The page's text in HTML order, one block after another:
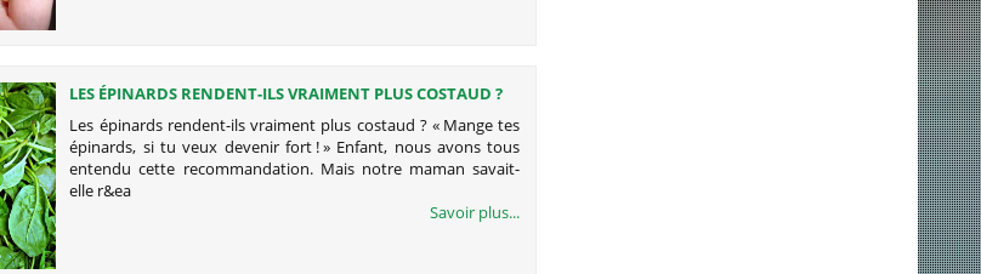
LES ÉPINARDS RENDENT-ILS VRAIMENT PLUS COSTAUD ?
Les épinards rendent-ils vraiment plus costaud ? « Mange tes
épinards, si tu veux devenir fort ! » Enfant, nous avons tous
entendu cette recommandation. Mais notre maman savait-
elle r&ea
Savoir plus...